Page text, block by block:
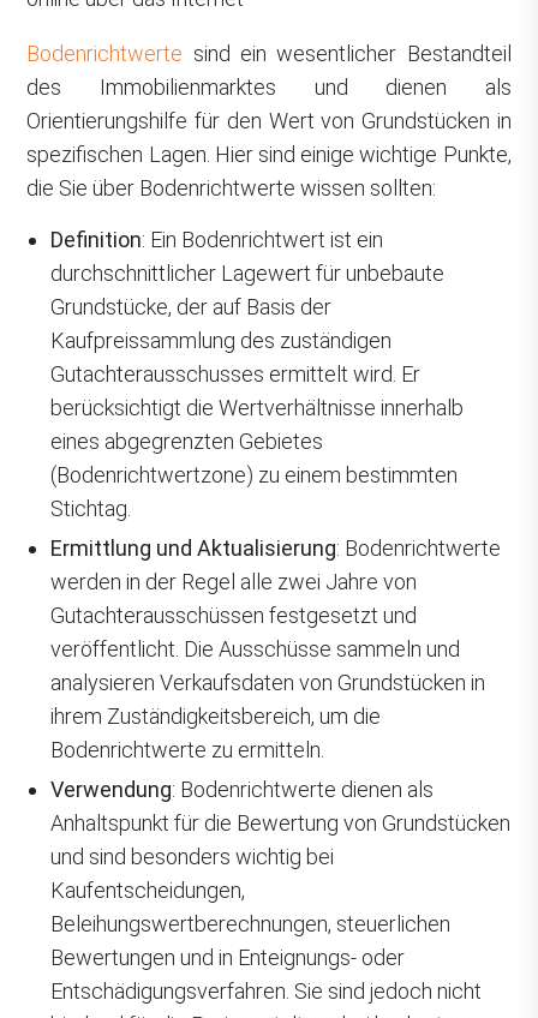
Bodenrichtwerte sind ein wesentlicher Bestandteil
des Immobilienmarktes und dienen als
Orientierungshilfe für den Wert von Grundstücken in
spezifischen Lagen. Hier sind einige wichtige Punkte,
die Sie über Bodenrichtwerte wissen sollten:
Definition: Ein Bodenrichtwert ist ein
durchschnittlicher Lagewert für unbebaute
Grundstücke, der auf Basis der
Kaufpreissammlung des zuständigen
Gutachterausschusses ermittelt wird. Er
berücksichtigt die Wertverhältnisse innerhalb
eines abgegrenzten Gebietes
(Bodenrichtwertzone) zu einem bestimmten
Stichtag.
Ermittlung und Aktualisierung: Bodenrichtwerte
werden in der Regel alle zwei Jahre von
Gutachterausschüssen festgesetzt und
veröffentlicht. Die Ausschüsse sammeln und
analysieren Verkaufsdaten von Grundstücken in
ihrem Zuständigkeitsbereich, um die
Bodenrichtwerte zu ermitteln.
Verwendung: Bodenrichtwerte dienen als
Anhaltspunkt für die Bewertung von Grundstücken
und sind besonders wichtig bei
Kaufentscheidungen,
Beleihungswertberechnungen, steuerlichen
Bewertungen und in Enteignungs- oder
Entschädigungsverfahren. Sie sind jedoch nicht